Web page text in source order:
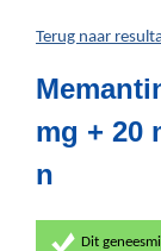
Terug naar
mg + 20
n
Dit